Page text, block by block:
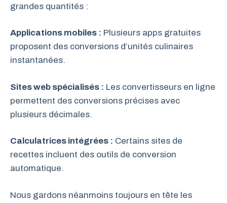
grandes quantités :
Applications mobiles : Plusieurs apps gratuites
proposent des conversions d’unités culinaires
instantanées.
Sites web spécialisés : Les convertisseurs en ligne
permettent des conversions précises avec
plusieurs décimales.
Calculatrices intégrées : Certains sites de
recettes incluent des outils de conversion
automatique.
Nous gardons néanmoins toujours en tête les